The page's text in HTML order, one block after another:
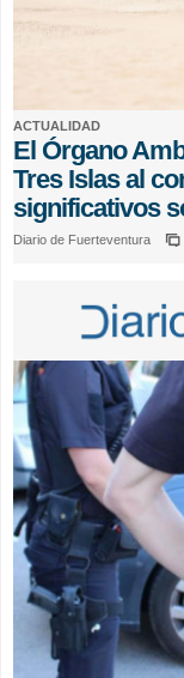
ACTUALIDAD
El Órgano
Tres Islas al
significativos
Diario de Fuerteventura